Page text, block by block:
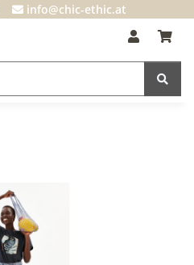
info@chic-ethic.at